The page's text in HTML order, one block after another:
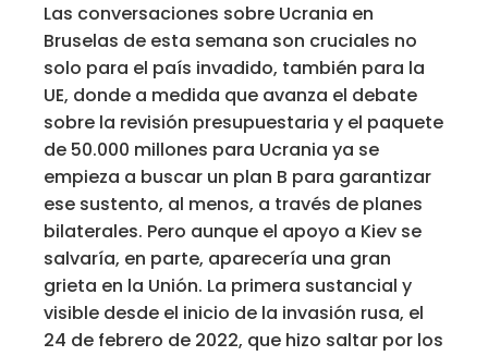
Las conversaciones sobre Ucrania en
Bruselas de esta semana son cruciales no
solo para el país invadido, también para la
UE, donde a medida que avanza el debate
sobre la revisión presupuestaria y el paquete
de 50.000 millones para Ucrania ya se
empieza a buscar un plan B para garantizar
ese sustento, al menos, a través de planes
bilaterales. Pero aunque el apoyo a Kiev se
salvaría, en parte, aparecería una gran
grieta en la Unión. La primera sustancial y
visible desde el inicio de la invasión rusa, el
24 de febrero de 2022, que hizo saltar por los